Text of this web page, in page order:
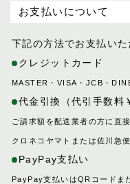
お支払いについて
下記の方法でお支払いた
クレジットカード
MASTER・VISA・JCB・
代金引換（代引手数料
ご請求額を配送業者の方に直
クロネコヤマトまたは佐川急
PayPay支払い
PayPay支払いはQRコードま